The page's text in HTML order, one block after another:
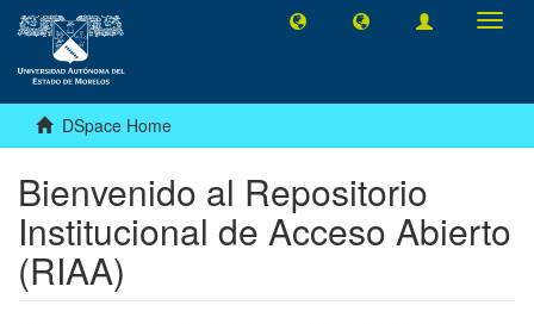
DSpace Home
Bienvenido al Repositorio
Institucional de Acceso Abierto
(RIAA)